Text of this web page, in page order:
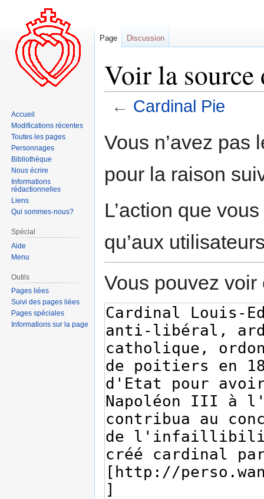
Voir la source
← Cardinal Pie
à
navigation
à
recherche
Vous n’avez pas
pour la raison
L’action que
qu’aux
Vous pouvez
Page Discussion
Accueil
Modifications récentes
Toutes les pages
Personnages
Bibliothèque
Nous écrire
Informations
rédactionnelles
Liens
Qui sommes-nous?
Spécial
Aide
Menu
Outils
Pages liées
Suivi des pages liées
Pages spéciales
Informations sur la page